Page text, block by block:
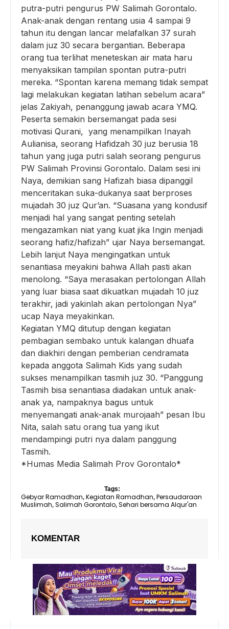
putra-putri pengurus PW Salimah Gorontalo.
Anak-anak dengan rentang usia 4 sampai 9
tahun itu dengan lancar melafalkan 37 surah
dalam juz 30 secara bergantian. Beberapa
orang tua terlihat meneteskan air mata haru
menyaksikan tampilan spontan putra-putri
mereka. “Spontan karena memang tidak sempat
lagi melakukan kegiatan latihan sebelum acara”
jelas Zakiyah, penanggung jawab acara YMQ.
Peserta semakin bersemangat pada sesi
motivasi Qurani, yang menampilkan Inayah
Aulianisa, seorang Hafidzah 30 juz berusia 18
tahun yang juga putri salah seorang pengurus
PW Salimah Provinsi Gorontalo. Dalam sesi ini
Naya, demikian sang Hafizah biasa dipanggil
menceritakan suka-dukanya saat berproses
mujadah 30 juz Qur’an. “Suasana yang kondusif
menjadi hal yang sangat penting setelah
mengazamkan niat yang kuat jika Ingin menjadi
seorang hafiz/hafizah” ujar Naya bersemangat.
Lebih lanjut Naya mengingatkan untuk
senantiasa meyakini bahwa Allah pasti akan
menolong. “Saya merasakan pertolongan Allah
yang luar biasa saat dikuatkan mujadah 10 juz
terakhir, jadi yakinlah akan pertolongan Nya”
ucap Naya meyakinkan.
Kegiatan YMQ ditutup dengan kegiatan
pembagian sembako untuk kalangan dhuafa
dan diakhiri dengan pemberian cendramata
kepada anggota Salimah Kids yang sudah
sukses menampilkan tasmih juz 30. “Panggung
Tasmih bisa senantiasa diadakan untuk anak-
anak ya, nampaknya bagus untuk
menyemangati anak-anak murojaah” pesan Ibu
Nita, salah satu orang tua yang ikut
mendampingi putri nya dalam panggung
Tasmih.
*Humas Media Salimah Prov Gorontalo*
Tags:
Gebyar Ramadhan, Kegiatan Ramadhan, Persaudaraan
Muslimah, Salimah Gorontalo, Sehari bersama Alqur'an
KOMENTAR